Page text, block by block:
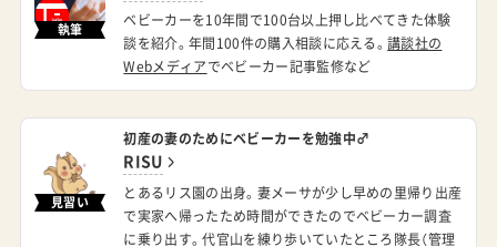
4月19日発売（初代モデル）2024年5月22日発売
（2024年モデル）2025年3月26日発売（2025年モデ
ル）リベル2020年11月6日発売2022年3月11日発売
（2022年モデル）2023年2月15日発売（2023年モデ
ル）2024年2月9日発売（2024年モデル）2024年9月
13日発売（コーヒーブラウン／モスグリーン）2025
年2月14日発売（2025年モデル）ガゼルS2023年6月
執筆
ベビーカーを10年間で100台以上押し比べてきた体験
談を紹介。年間100件の購入相談に応える。講談社の
Webメディア でベビーカー記事監修など
見習い
初産の妻のためにベビーカーを勉強中♂
RISU
とあるリス園の出身。妻メーサが少し早めの里帰り出産
で実家へ帰ったため時間ができたのでベビーカー調査
に乗り出す。代官山を練り歩いていたところ隊長（管理